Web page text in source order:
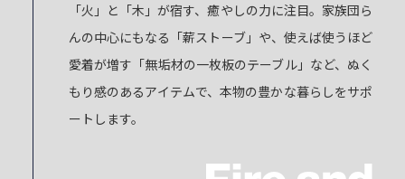
「火」と「木」が宿す、癒やしの力に注目。家族団ら
んの中心にもなる「薪ストーブ」や、使えば使うほど
愛着が増す「無垢材の一枚板のテーブル」など、ぬく
もり感のあるアイテムで、本物の豊かな暮らしをサポ
ートします。